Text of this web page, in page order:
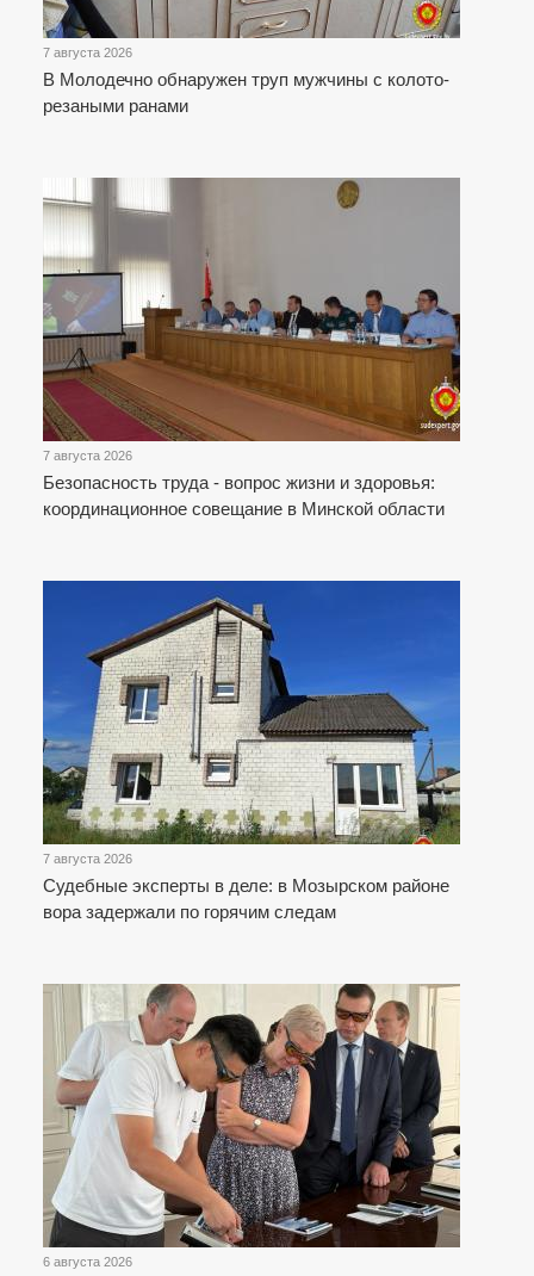
7 августа 2026
В Молодечно обнаружен труп мужчины с колото-
резаными ранами
7 августа 2026
Безопасность труда - вопрос жизни и здоровья:
координационное совещание в Минской области
7 августа 2026
Судебные эксперты в деле: в Мозырском районе
вора задержали по горячим следам
6 августа 2026